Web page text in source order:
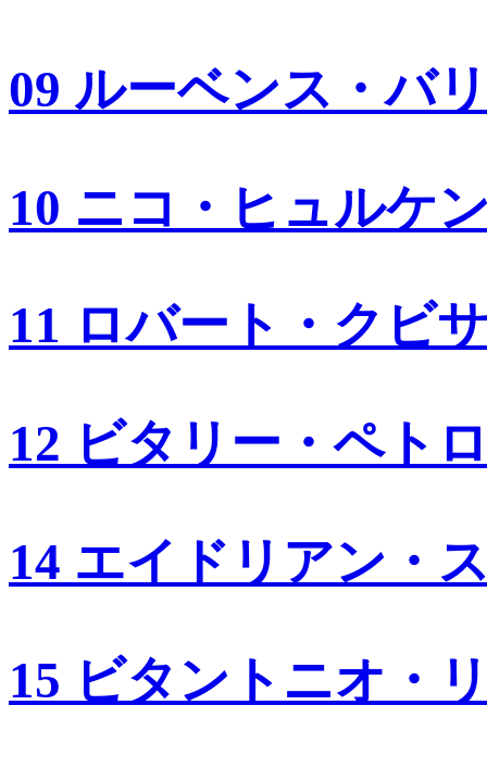
09 ルーベンス・バ
10 ニコ・ヒュルケ
11 ロバート・クビ
12 ビタリー・ペト
14 エイドリアン・
15 ビタントニオ・